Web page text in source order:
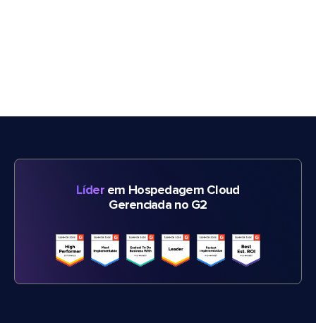
Líderem Hospedagem Cloud
Gerenciada no G2